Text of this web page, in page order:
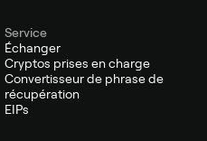
Service
Échanger
Cryptos prises en charge
Convertisseur de phrase de
récupération
EIPs